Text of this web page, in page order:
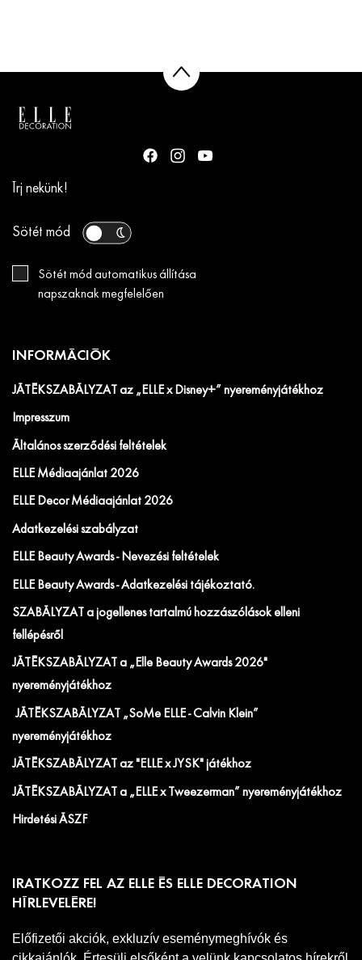
Írj nekünk!
Sötét mód
Sötét mód automatikus állítása
napszaknak megfelelően
INFORMÁCIÓK
JÁTÉKSZABÁLYZAT az „ELLE x Disney+” nyereményjátékhoz
Impresszum
Általános szerződési feltételek
ELLE Médiaajánlat 2026
ELLE Decor Médiaajánlat 2026
Adatkezelési szabályzat
ELLE Beauty Awards - Nevezési feltételek
ELLE Beauty Awards - Adatkezelési tájékoztató.
SZABÁLYZAT a jogellenes tartalmú hozzászólások elleni
fellépésről
JÁTÉKSZABÁLYZAT a „Elle Beauty Awards 2026"
nyereményjátékhoz
JÁTÉKSZABÁLYZAT „SoMe ELLE - Calvin Klein”
nyereményjátékhoz
JÁTÉKSZABÁLYZAT az "ELLE x JYSK" játékhoz
JÁTÉKSZABÁLYZAT a „ELLE x Tweezerman” nyereményjátékhoz
Hirdetési ÁSZF
IRATKOZZ FEL AZ ELLE ÉS ELLE DECORATION
HÍRLEVELÉRE!
Előfizetői akciók, exkluzív eseménymeghívók és